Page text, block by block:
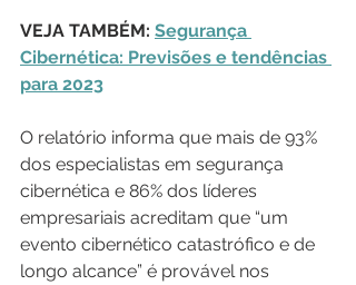
VEJA TAMBÉM: Segurança
Cibernética: Previsões e tendências
para 2023
O relatório informa que mais de 93%
dos especialistas em segurança
cibernética e 86% dos líderes
empresariais acreditam que “um
evento cibernético catastrófico e de
longo alcance” é provável nos